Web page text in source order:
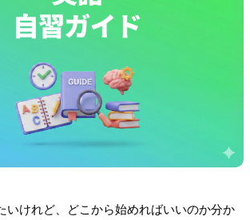
いけれど、どこから始めればいいのか分か